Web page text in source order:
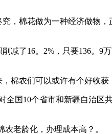
棉花做为一种经济做物，
了16。2%，只要136。9
农们可以或许有个好收获
10个省市和新疆自治区
老龄化，办理成本高？。